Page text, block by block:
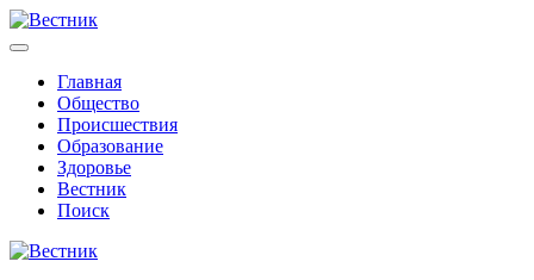
Главная
Общество
Происшествия
Образование
Здоровье
Вестник
Поиск